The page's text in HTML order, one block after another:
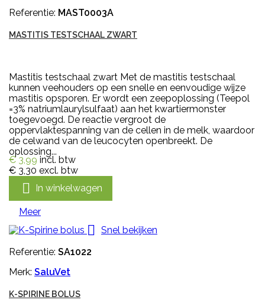
Referentie: MAST0003A
MASTITIS TESTSCHAAL ZWART
Mastitis testschaal zwart Met de mastitis testschaal
kunnen veehouders op een snelle en eenvoudige wijze
mastitis opsporen. Er wordt een zeepoplossing (Teepol
=3% natriumlaurylsulfaat) aan het kwartiermonster
toegevoegd. De reactie vergroot de
oppervlaktespanning van de cellen in de melk, waardoor
de celwand van de leucocyten openbreekt. De
oplossing...
€ 3,99 incl. btw
€ 3,30 excl. btw
 In winkelwagen
Meer

Snel bekijken
Referentie: SA1022
Merk: SaluVet
K-SPIRINE BOLUS